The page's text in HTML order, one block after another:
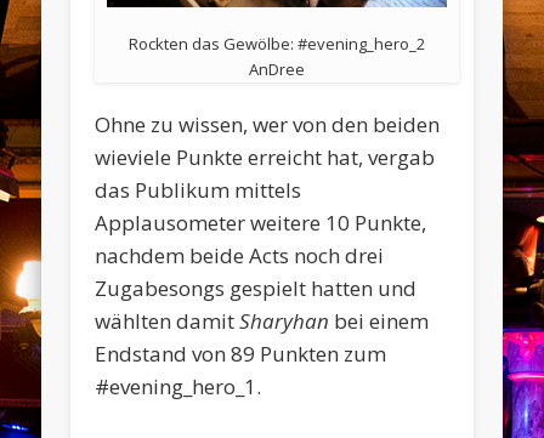
Rockten das Gewölbe: #evening_hero_2
AnDree
Ohne zu wissen, wer von den beiden
wieviele Punkte erreicht hat, vergab
das Publikum mittels
Applausometer weitere 10 Punkte,
nachdem beide Acts noch drei
Zugabesongs gespielt hatten und
wählten damitSharyhan bei einem
Endstand von 89 Punkten zum
#evening_hero_1.